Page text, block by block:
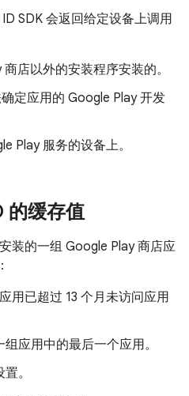
SDK 会返回给定设备上调用
店以外的安装程序安装的。
定应用的 Google Play 开发
Play 服务的设备上。
的缓存值
装的一组 Google Play 商店应
用已超过 13 个月未访问应用
应用中的最后一个应用。
。